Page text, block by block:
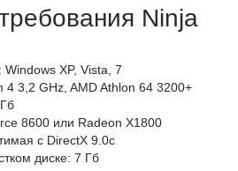
Ninja
XP, Vista, 7
4 3,2 GHz, AMD Athlon 64 3200+
8600 или Radeon Х1800
с DirectX 9.0c
диске: 7 Гб